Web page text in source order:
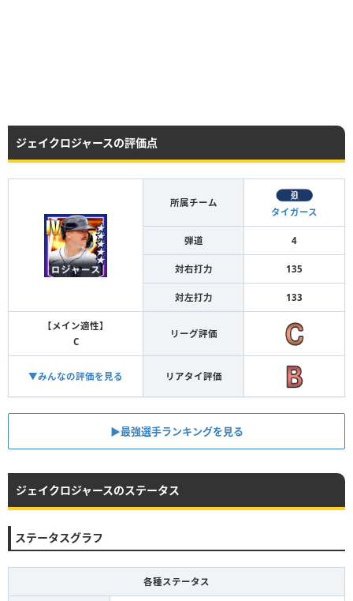
ジェイクロジャースの評価点
所属チーム
タイガース
弾道 4
対右打力 135
対左打力 133
【メイン適性】
C
リーグ評価
▼みんなの評価を見る リアタイ評価
▶︎最強選手ランキングを見る
ジェイクロジャースのステータス
ステータスグラフ
各種ステータス